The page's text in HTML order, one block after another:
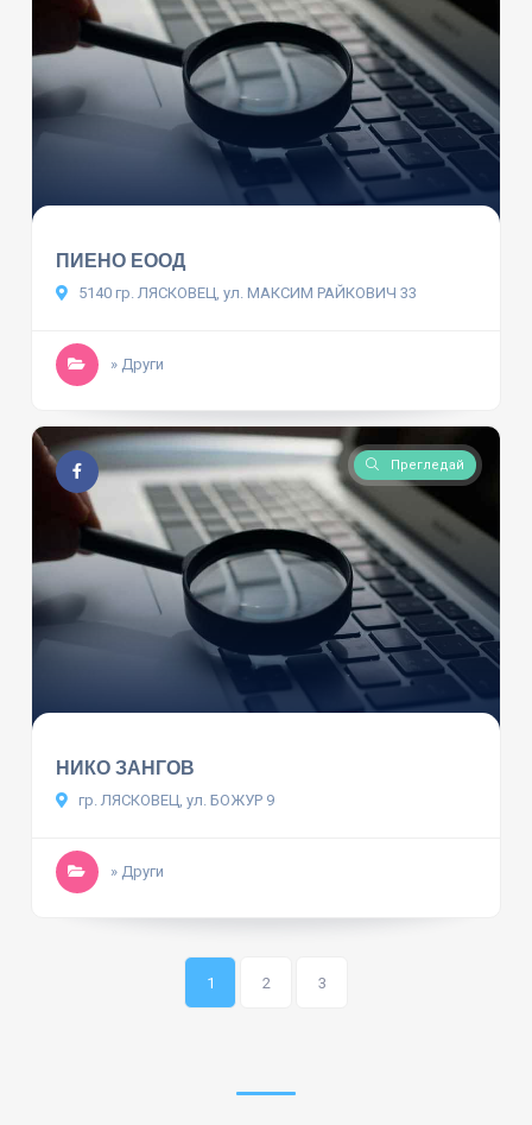
ПИЕНО ЕООД
5140 гр. ЛЯСКОВЕЦ, ул. МАКСИМ РАЙКОВИЧ 33
» Други
Прегледай
НИКО ЗАНГОВ
гр. ЛЯСКОВЕЦ, ул. БОЖУР 9
» Други
1 2 3